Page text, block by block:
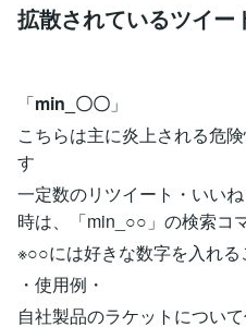
拡散されているツイー
「min_〇〇 」
こちらは主に炎上される危
す
一定数のリツイート・いい
時は、「min_○○」の検索コ
※○○には好きな数字を入れる
・使用例・
自社製品のラケットについ